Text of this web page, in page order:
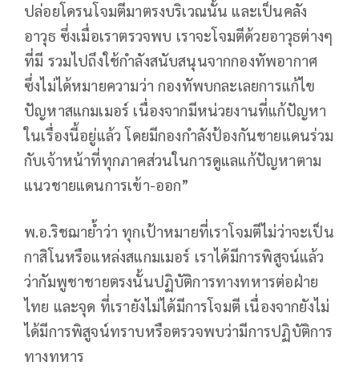
ปล่อยโดรนโจมตีมาตรงบริเวณนั้น และเป็นคลัง
อาวุธ ซึ่งเมื่อเราตรวจพบ เราจะโจมตีด้วยอาวุธต่างๆ
ที่มี รวมไปถึงใช้กำลังสนับสนุนจากกองทัพอากาศ
ซึ่งไม่ได้หมายความว่า กองทัพบกละเลยการแก้ไข
ปัญหาสแกมเมอร์ เนื่องจากมีหน่วยงานที่แก้ปัญหา
ในเรื่องนี้อยู่แล้ว โดยมีกองกำลังป้องกันชายแดนร่วม
กับเจ้าหน้าที่ทุกภาคส่วนในการดูแลแก้ปัญหาตาม
แนวชายแดนการเข้า-ออก”
พ.อ.ริชฌาย้ำว่า ทุกเป้าหมายที่เราโจมตีไม่ว่าจะเป็น
กาสิโนหรือแหล่งสแกมเมอร์ เราได้มีการพิสูจน์แล้ว
ว่ากัมพูชาชายตรงนั้นปฏิบัติการทางทหารต่อฝ่าย
ไทย และจุด ที่เรายังไม่ได้มีการโจมตี เนื่องจากยังไม่
ได้มีการพิสูจน์ทราบหรือตรวจพบว่ามีการปฏิบัติการ
ทางทหาร